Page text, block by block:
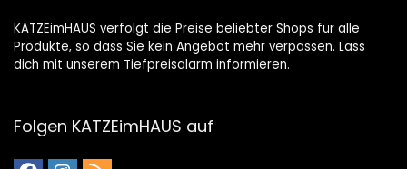
KATZEimHAUS verfolgt die Preise beliebter Shops für alle
Produkte, so dass Sie kein Angebot mehr verpassen. Lass
dich mit unserem Tiefpreisalarm informieren.
Folgen KATZEimHAUS auf